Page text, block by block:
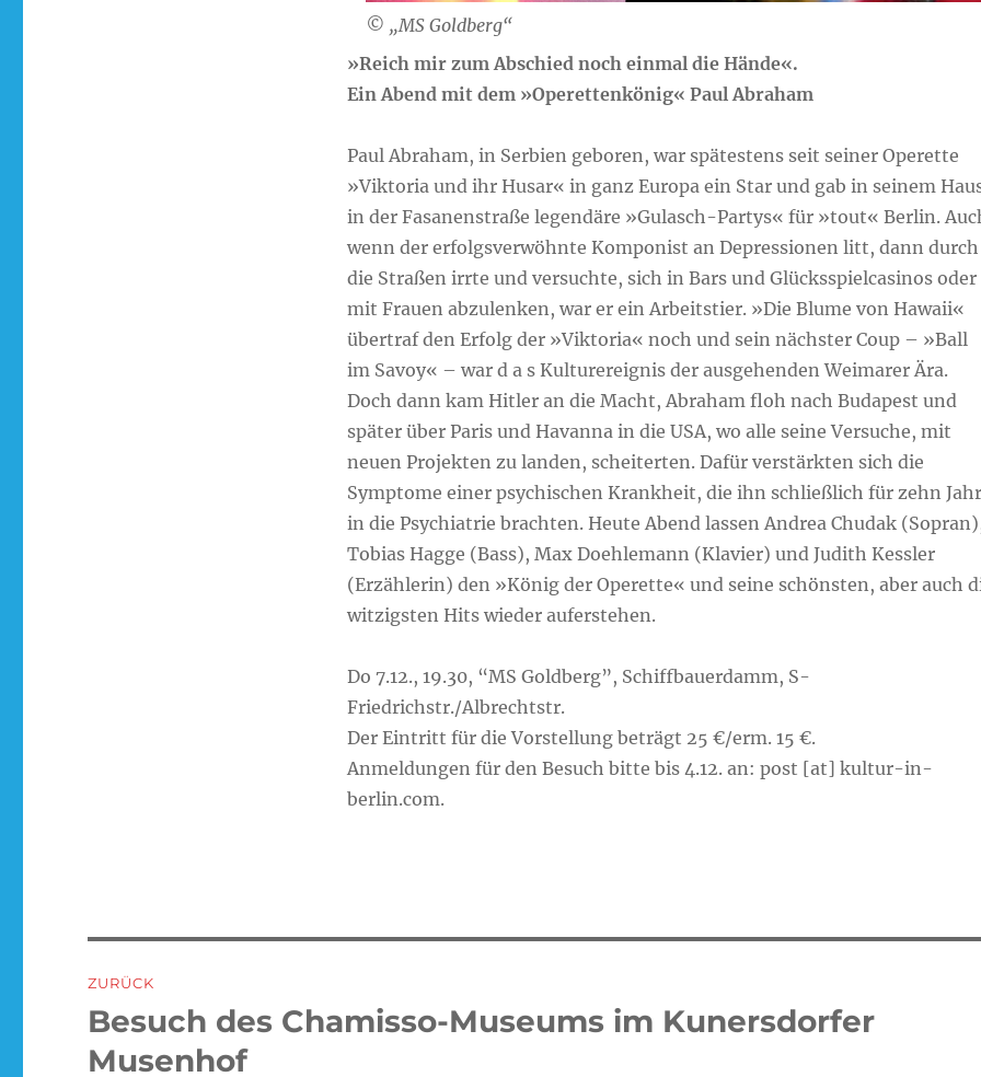
© „MS Goldberg“
»Reich mir zum Abschied noch einmal die Hände«.
Ein Abend mit dem »Operettenkönig« Paul Abraham
Paul Abraham, in Serbien geboren, war spätestens seit seiner Operette
»Viktoria und ihr Husar« in ganz Europa ein Star und gab in seinem
in der Fasanenstraße legendäre »Gulasch-Partys« für »tout« Berlin.
wenn der erfolgsverwöhnte Komponist an Depressionen litt, dann durch
die Straßen irrte und versuchte, sich in Bars und Glücksspielcasinos oder
mit Frauen abzulenken, war er ein Arbeitstier. »Die Blume von Hawaii«
übertraf den Erfolg der »Viktoria« noch und sein nächster Coup – »Ball
im Savoy« – war d a s Kulturereignis der ausgehenden Weimarer Ära.
Doch dann kam Hitler an die Macht, Abraham floh nach Budapest und
später über Paris und Havanna in die USA, wo alle seine Versuche, mit
neuen Projekten zu landen, scheiterten. Dafür verstärkten sich die
Symptome einer psychischen Krankheit, die ihn schließlich für zehn
in die Psychiatrie brachten. Heute Abend lassen Andrea Chudak
Tobias Hagge (Bass), Max Doehlemann (Klavier) und Judith Kessler
(Erzählerin) den »König der Operette« und seine schönsten, aber auch
witzigsten Hits wieder auferstehen.
Do 7.12., 19.30, “MS Goldberg”, Schiffbauerdamm, S-
Friedrichstr./Albrechtstr.
Der Eintritt für die Vorstellung beträgt 25 €/erm. 15 €.
Anmeldungen für den Besuch bitte bis 4.12. an: post [at] kultur-in-
berlin.com.
ZURÜCK
Vorheriger
Beitrag:
Besuch des Chamisso-Museums im Kunersdorfer
Musenhof